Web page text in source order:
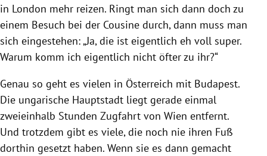
in London mehr reizen. Ringt man sich dann doch zu
einem Besuch bei der Cousine durch, dann muss man
sich eingestehen: „Ja, die ist eigentlich eh voll super.
Warum komm ich eigentlich nicht öfter zu ihr?“
Genau so geht es vielen in Österreich mit Budapest.
Die ungarische Hauptstadt liegt gerade einmal
zweieinhalb Stunden Zugfahrt von Wien entfernt.
Und trotzdem gibt es viele, die noch nie ihren Fuß
dorthin gesetzt haben. Wenn sie es dann gemacht